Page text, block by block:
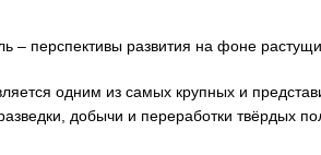
перспективы развития на фоне
одним из самых крупных и
добычи и переработки твёрдых